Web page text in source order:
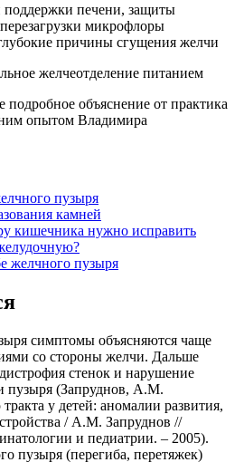
печени, защиты
микрофлоры
причины сгущения желчи
желчеотделение питанием
подробное объяснение от практика
опытом Владимира
пузыря
камней
кишечника нужно исправить
желчного пузыря
симптомы объясняются чаще
со стороны желчи. Дальше
стенок и нарушение
пузыря (Запруднов, А.М.
у детей: аномалии развития,
/ А.М. Запруднов //
и педиатрии. – 2005).
пузыря (перегиба, перетяжек)